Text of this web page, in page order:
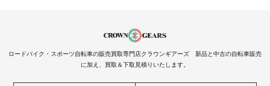
ロードバイク・スポーツ自転車の販売買取専門店クラウンギアーズ 新品と中古の自転車販売
に加え、買取＆下取見積りいたします。